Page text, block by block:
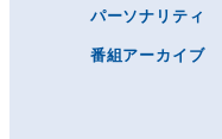
パーソナリティ
番組アーカイブ